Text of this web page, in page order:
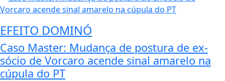
EFEITO DOMINÓ
Caso Master: Mudança de postura de ex-
sócio de Vorcaro acende sinal amarelo na
cúpula do PT